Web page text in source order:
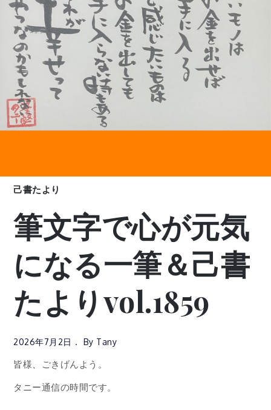
己書たより
筆文字で心が元気
になる一筆＆己書
たよりvol.1859
2026年7月2日 By Tany
皆様、ごきげんよう。
タニー通信の時間です。